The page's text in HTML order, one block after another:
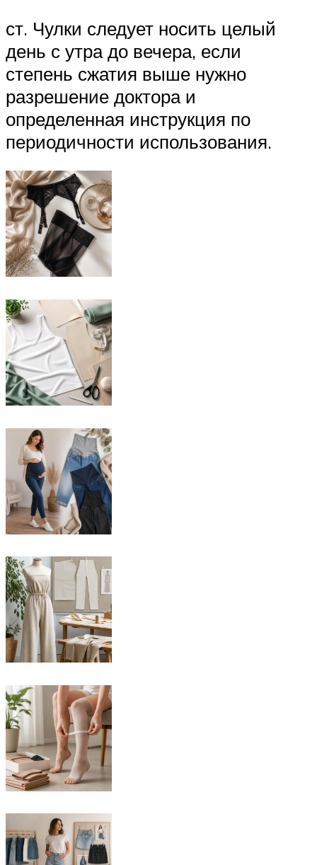
ст. Чулки следует носить целый
день с утра до вечера, если
степень сжатия выше нужно
разрешение доктора и
определенная инструкция по
периодичности использования.